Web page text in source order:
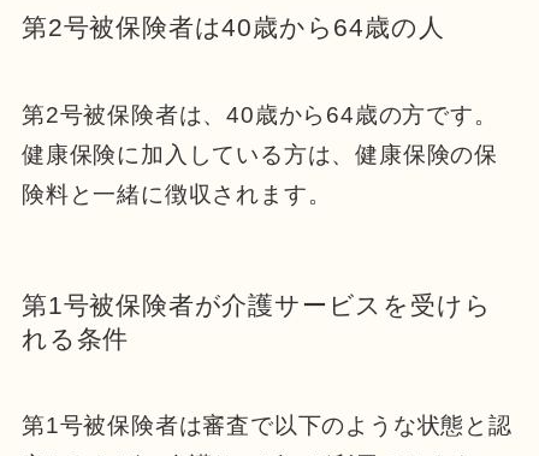
第2号被保険者は40歳から64歳の人
第2号被保険者は、40歳から64歳の方です。
健康保険に加入している方は、健康保険の保
険料と一緒に徴収されます。
第1号被保険者が介護サービスを受けら
れる条件
第1号被保険者は審査で以下のような状態と認